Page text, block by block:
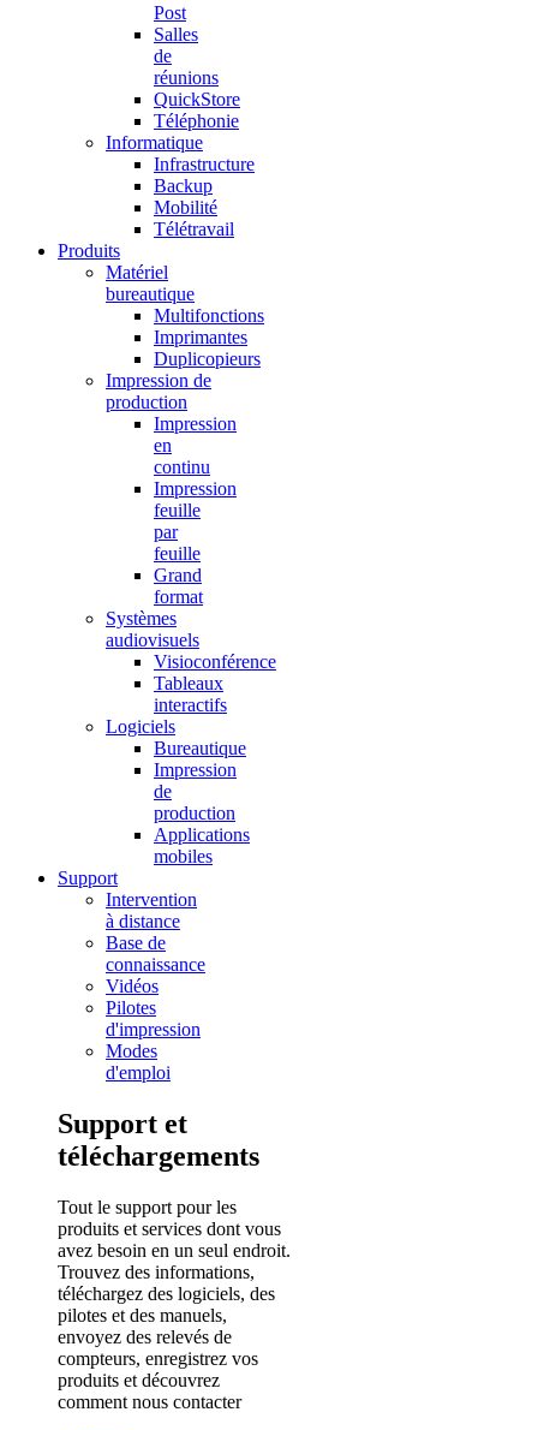
Post
Salles
de
réunions
QuickStore
Téléphonie
Informatique
Infrastructure
Backup
Mobilité
Télétravail
Produits
Matériel
bureautique
Multifonctions
Imprimantes
Duplicopieurs
Impression de
production
Impression
en
continu
Impression
feuille
par
feuille
Grand
format
Systèmes
audiovisuels
Visioconférence
Tableaux
interactifs
Logiciels
Bureautique
Impression
de
production
Applications
mobiles
Support
Intervention
à distance
Base de
connaissance
Vidéos
Pilotes
d'impression
Modes
d'emploi
Support et
téléchargements
Tout le support pour les
produits et services dont vous
avez besoin en un seul endroit.
Trouvez des informations,
téléchargez des logiciels, des
pilotes et des manuels,
envoyez des relevés de
compteurs, enregistrez vos
produits et découvrez
comment nous contacter